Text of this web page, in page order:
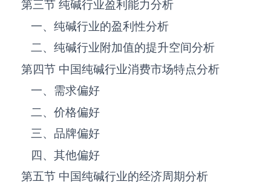
第三节 纯碱‌‌‌行业盈利能力分析
一、纯碱‌‌‌行业的盈利性分析
二、纯碱‌‌‌行业附加值的提升空间分析
第四节 中国纯碱‌‌‌行业消费市场特点分析
一、需求偏好
二、价格偏好
三、品牌偏好
四、其他偏好
第五节 中国纯碱‌‌‌行业的经济周期分析